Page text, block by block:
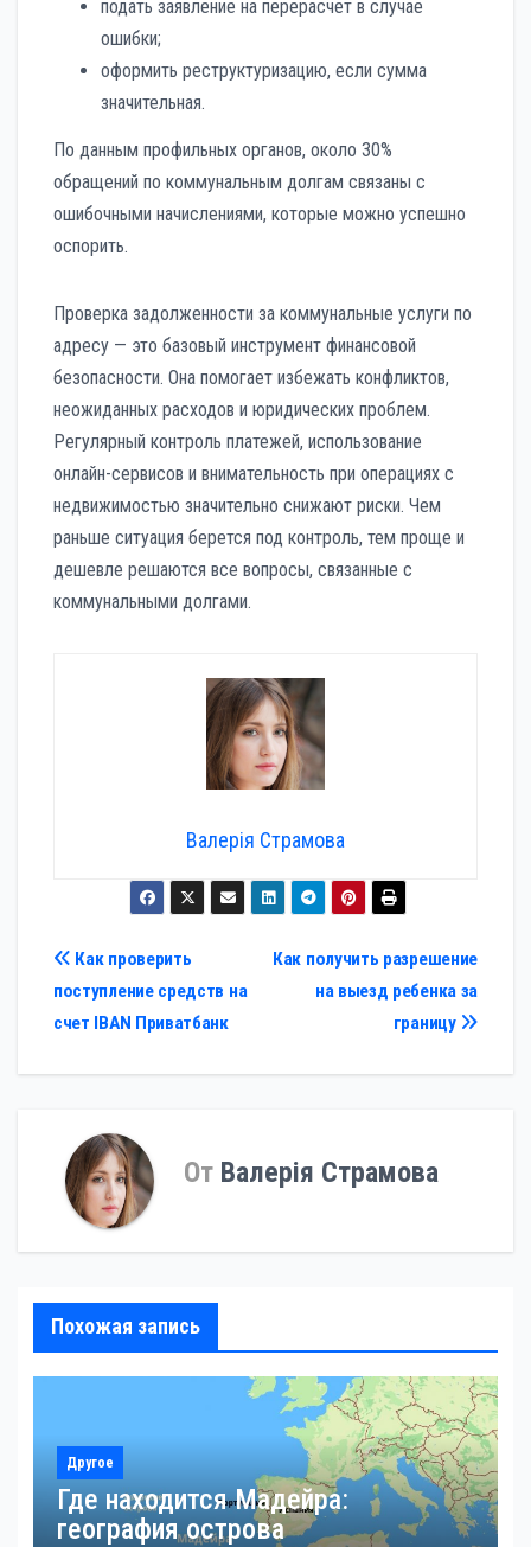
подать заявление на перерасчет в случае
ошибки;
оформить реструктуризацию, если сумма
значительная.
По данным профильных органов, около 30%
обращений по коммунальным долгам связаны с
ошибочными начислениями, которые можно успешно
оспорить.
Проверка задолженности за коммунальные услуги по
адресу — это базовый инструмент финансовой
безопасности. Она помогает избежать конфликтов,
неожиданных расходов и юридических проблем.
Регулярный контроль платежей, использование
онлайн-сервисов и внимательность при операциях с
недвижимостью значительно снижают риски. Чем
раньше ситуация берется под контроль, тем проще и
дешевле решаются все вопросы, связанные с
коммунальными долгами.
Валерія Страмова
Навигация
по
записям
Как получить разрешение
на выезд ребенка за
границу
Как проверить
поступление средств на
счет IBAN Приватбанк
От Валерія Страмова
Похожая запись
Другое
Где находится Мадейра:
география острова